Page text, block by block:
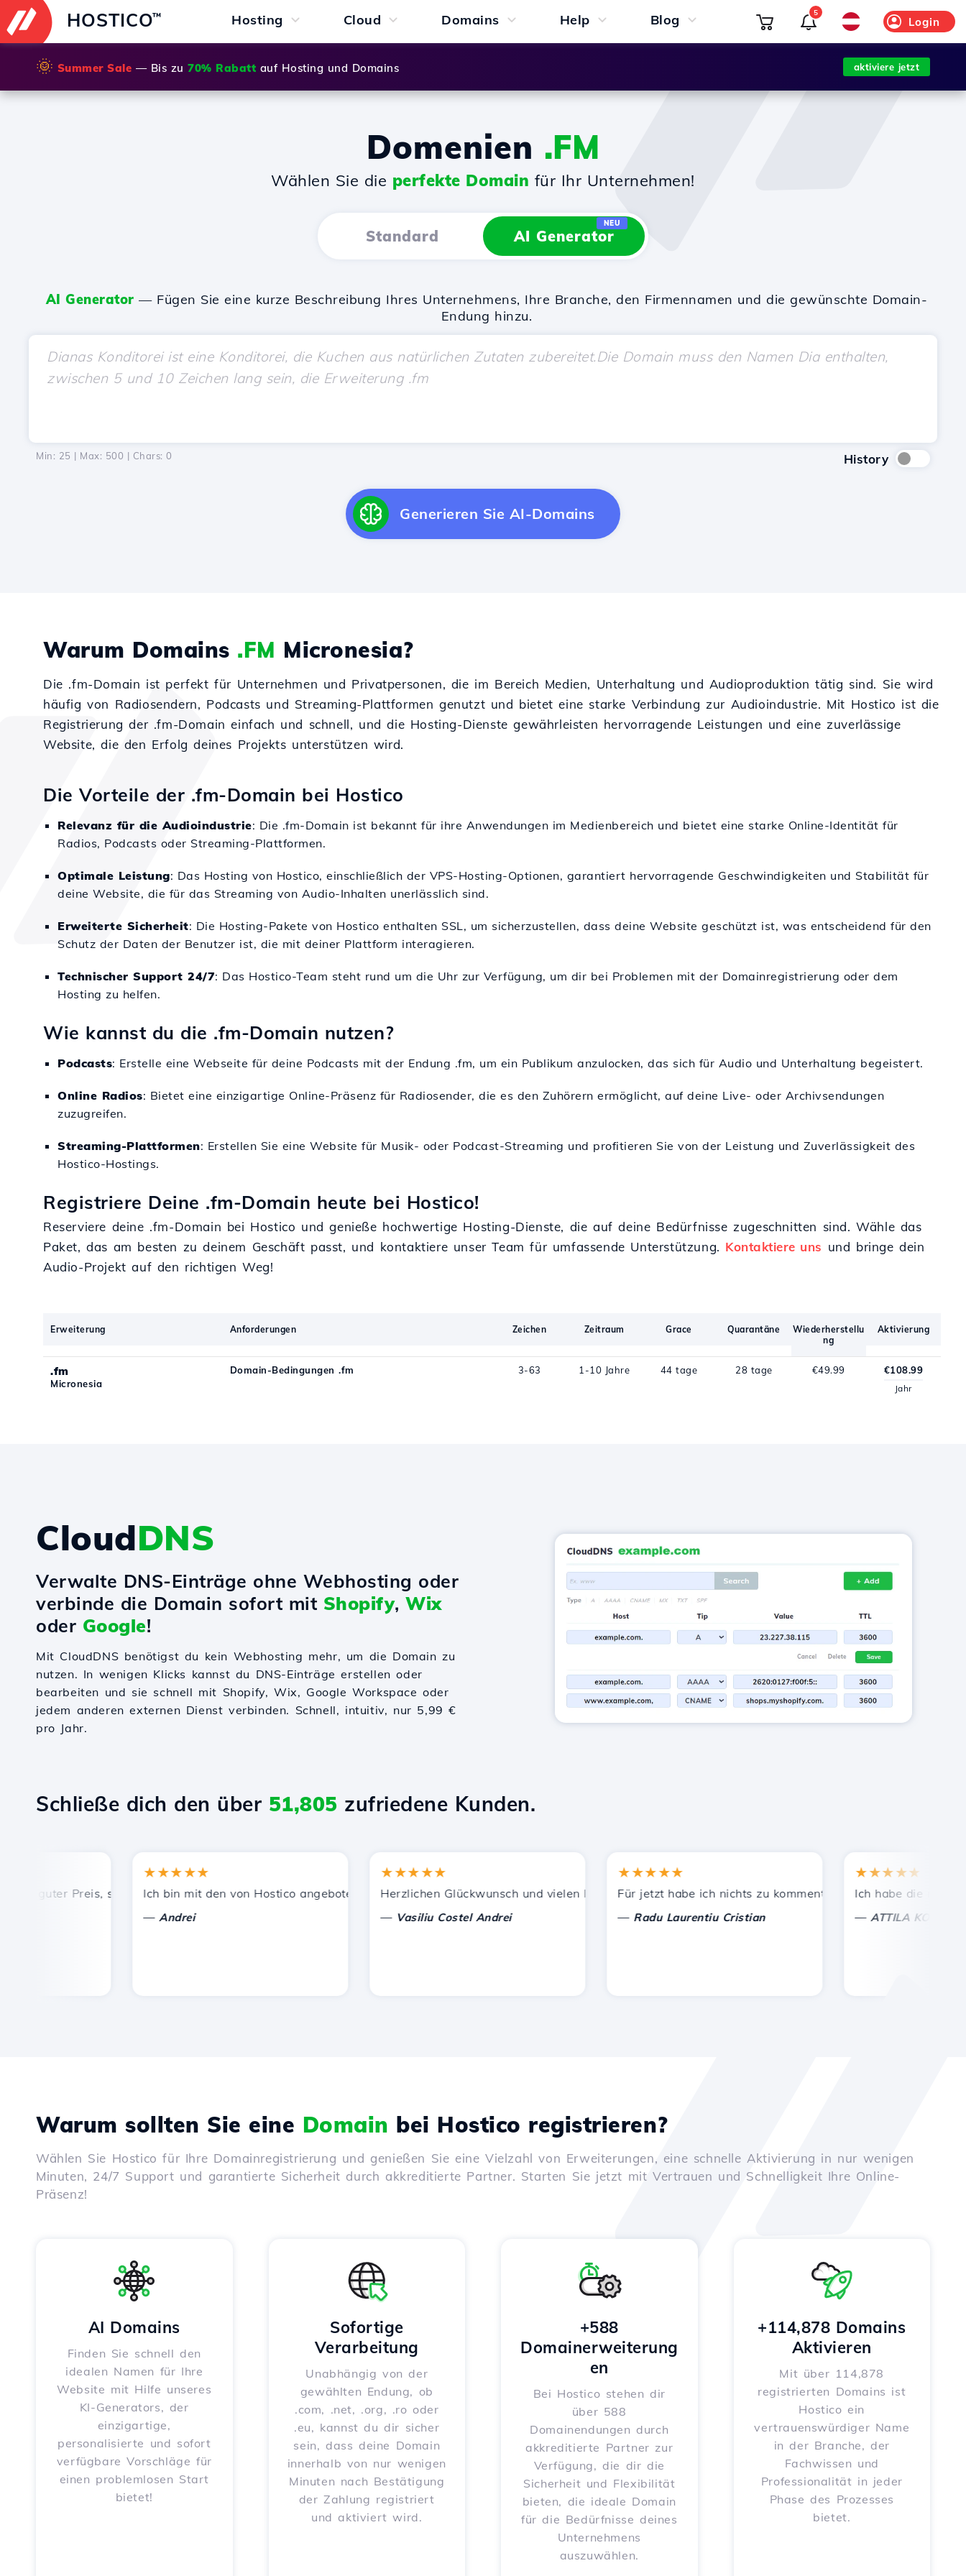
HOSTICO™ Hosting Cloud Domains Help Blog Login
5
🌞 Summer Sale — Bis zu 70% Rabatt auf Hosting und Domains aktiviere jetzt
Domenien .FM
Wählen Sie die perfekte Domain für Ihr Unternehmen!
Standard AI Generator
NEU
AI Generator — Fügen Sie eine kurze Beschreibung Ihres Unternehmens, Ihre Branche, den Firmennamen und die gewünschte Domain-
Endung hinzu.
Min: 25 | Max: 500 | Chars: 0 History
Generieren Sie AI-Domains
Warum Domains .FM Micronesia?
Die .fm-Domain ist perfekt für Unternehmen und Privatpersonen, die im Bereich Medien, Unterhaltung und Audioproduktion tätig sind. Sie wird
häufig von Radiosendern, Podcasts und Streaming-Plattformen genutzt und bietet eine starke Verbindung zur Audioindustrie. Mit Hostico ist die
Registrierung der .fm-Domain einfach und schnell, und die Hosting-Dienste gewährleisten hervorragende Leistungen und eine zuverlässige
Website, die den Erfolg deines Projekts unterstützen wird.
Die Vorteile der .fm-Domain bei Hostico
Relevanz für die Audioindustrie: Die .fm-Domain ist bekannt für ihre Anwendungen im Medienbereich und bietet eine starke Online-Identität für
Radios, Podcasts oder Streaming-Plattformen.
Optimale Leistung: Das Hosting von Hostico, einschließlich der VPS-Hosting-Optionen, garantiert hervorragende Geschwindigkeiten und Stabilität für
deine Website, die für das Streaming von Audio-Inhalten unerlässlich sind.
Erweiterte Sicherheit: Die Hosting-Pakete von Hostico enthalten SSL, um sicherzustellen, dass deine Website geschützt ist, was entscheidend für den
Schutz der Daten der Benutzer ist, die mit deiner Plattform interagieren.
Technischer Support 24/7: Das Hostico-Team steht rund um die Uhr zur Verfügung, um dir bei Problemen mit der Domainregistrierung oder dem
Hosting zu helfen.
Wie kannst du die .fm-Domain nutzen?
Podcasts: Erstelle eine Webseite für deine Podcasts mit der Endung .fm, um ein Publikum anzulocken, das sich für Audio und Unterhaltung begeistert.
Online Radios: Bietet eine einzigartige Online-Präsenz für Radiosender, die es den Zuhörern ermöglicht, auf deine Live- oder Archivsendungen
zuzugreifen.
Streaming-Plattformen: Erstellen Sie eine Website für Musik- oder Podcast-Streaming und profitieren Sie von der Leistung und Zuverlässigkeit des
Hostico-Hostings.
Registriere Deine .fm-Domain heute bei Hostico!
Reserviere deine .fm-Domain bei Hostico und genieße hochwertige Hosting-Dienste, die auf deine Bedürfnisse zugeschnitten sind. Wähle das
Paket, das am besten zu deinem Geschäft passt, und kontaktiere unser Team für umfassende Unterstützung. Kontaktiere uns und bringe dein
Audio-Projekt auf den richtigen Weg!
Erweiterung Anforderungen Zeichen Zeitraum Grace Quarantäne
Wiederherstellu
ng
Aktivierung
.fm
Micronesia
Domain-Bedingungen .fm 3-63 1-10 Jahre 44 tage 28 tage €49.99 €108.99
Jahr
CloudDNS
Verwalte DNS-Einträge ohne Webhosting oder
verbinde die Domain sofort mit Shopify, Wix
oder Google!
Mit CloudDNS benötigst du kein Webhosting mehr, um die Domain zu
nutzen. In wenigen Klicks kannst du DNS-Einträge erstellen oder
bearbeiten und sie schnell mit Shopify, Wix, Google Workspace oder
jedem anderen externen Dienst verbinden. Schnell, intuitiv, nur 5,99 €
pro Jahr.
Schließe dich den über 51,805 zufriedene Kunden.
guter Preis, schnelle und effiziente technische Unterstützung.
★★★★★
Ich bin mit den von Hostico angebotenen Dienstleistungen zufrieden. Ich habe Sie anderen Bekannten empfohlen.
Andrei
★★★★★
Herzlichen Glückwunsch und vielen Dank für die geleistete Unterstützung!
Vasiliu Costel Andrei
★★★★★
Für jetzt habe ich nichts zu kommentieren, nur um zu schätzen.
Radu Laurentiu Cristian
★★★★★
Ich habe die richtige
ATTILA KOLES
Warum sollten Sie eine Domain bei Hostico registrieren?
Wählen Sie Hostico für Ihre Domainregistrierung und genießen Sie eine Vielzahl von Erweiterungen, eine schnelle Aktivierung in nur wenigen
Minuten, 24/7 Support und garantierte Sicherheit durch akkreditierte Partner. Starten Sie jetzt mit Vertrauen und Schnelligkeit Ihre Online-
Präsenz!
AI Domains
Finden Sie schnell den
idealen Namen für Ihre
Website mit Hilfe unseres
KI-Generators, der
einzigartige,
personalisierte und sofort
verfügbare Vorschläge für
einen problemlosen Start
bietet!
Sofortige
Verarbeitung
Unabhängig von der
gewählten Endung, ob
.com, .net, .org, .ro oder
.eu, kannst du dir sicher
sein, dass deine Domain
innerhalb von nur wenigen
Minuten nach Bestätigung
der Zahlung registriert
und aktiviert wird.
+588
Domainerweiterung
en
Bei Hostico stehen dir
über 588
Domainendungen durch
akkreditierte Partner zur
Verfügung, die dir die
Sicherheit und Flexibilität
bieten, die ideale Domain
für die Bedürfnisse deines
Unternehmens
auszuwählen.
+114,878 Domains
Aktivieren
Mit über 114,878
registrierten Domains ist
Hostico ein
vertrauenswürdiger Name
in der Branche, der
Fachwissen und
Professionalität in jeder
Phase des Prozesses
bietet.